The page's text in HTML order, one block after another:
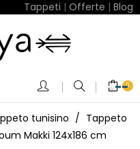
Tappeti | Offerte | Blog
0
tunisino
Tappeto
Makki 124x186 cm